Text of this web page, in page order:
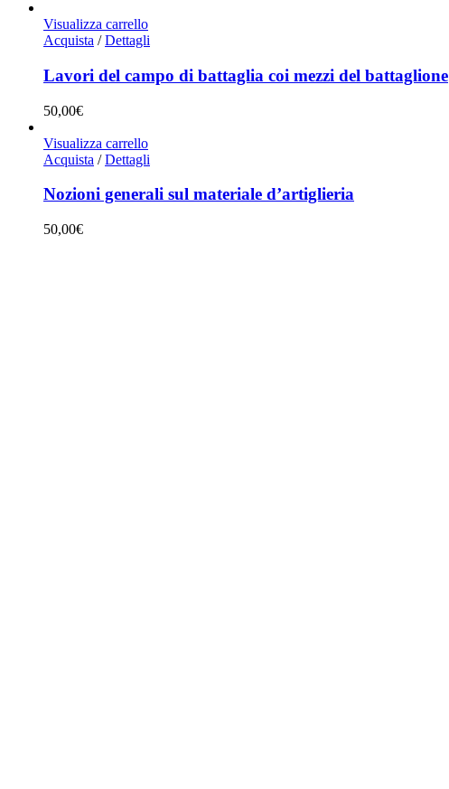
Visualizza carrello
Acquista / Dettagli
Lavori del campo di battaglia coi mezzi del battaglione
50,00€
Visualizza carrello
Acquista / Dettagli
Nozioni generali sul materiale d’artiglieria
50,00€